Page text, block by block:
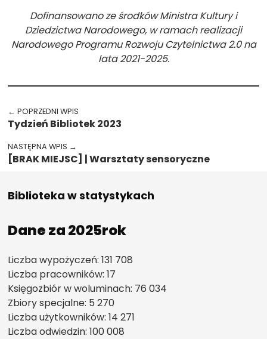
Dofinansowano ze środków Ministra Kultury i
Dziedzictwa Narodowego, w ramach realizacji
Narodowego Programu Rozwoju Czytelnictwa 2.0 na
lata 2021-2025.
← POPRZEDNI WPIS
Tydzień Bibliotek 2023
NASTĘPNA WPIS →
[BRAK MIEJSC] | Warsztaty sensoryczne
Biblioteka w statystykach
Dane za 2025rok
Liczba wypożyczeń: 131 708
Liczba pracowników: 17
Księgozbiór w woluminach: 76 034
Zbiory specjalne: 5 270
Liczba użytkowników: 14 271
Liczba odwiedzin: 100 008